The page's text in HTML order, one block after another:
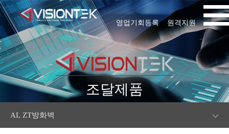
원격지원
영업기회등록
조달제품
AI, ZT방화벽